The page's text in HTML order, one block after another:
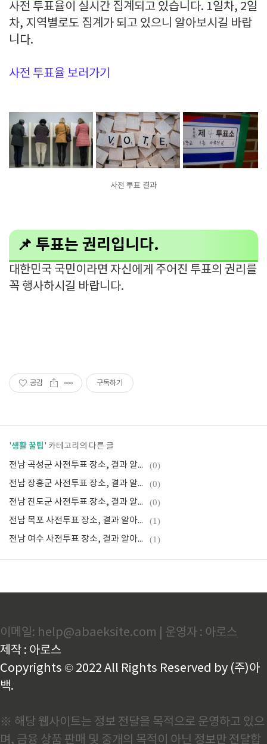
사전 투표율이 실시간 집계되고 있습니다. 1일차, 2일
차, 지역별로도 집계가 되고 있으니 알아보시길 바랍
니다.
사전 투표율 보러가기
사전 투표 결과
📌 투표는 권리입니다.
대한민국 국민이라면 자신에게 주어진 투표의 권리를
꼭 행사하시길 바랍니다.
공감 구독하기
'생활 꿀팁' 카테고리의 다른 글
전남 곡성군 사전투표 장소, 결과 알아보기 (0)
전남 장흥군 사전투표 장소, 결과 알아보기 (0)
전남 진도군 사전투표 장소, 결과 알아보기 (0)
전남 목포 사전투표 장소, 결과 알아보기 (1)
전남 여수 사전투표 장소, 결과 알아보기 (1)
이메일: help@abaeksite.com | 운영자 : 아로스
제작 : 아로스
Copyrights © 2022 All Rights Reserved by (주)아
백.
※ 해당 웹사이트는 정보 전달을 목적으로 운영하고 있으
며, 금융 상품 판매 및 중개의 목적이 아닌 정보만 전달합